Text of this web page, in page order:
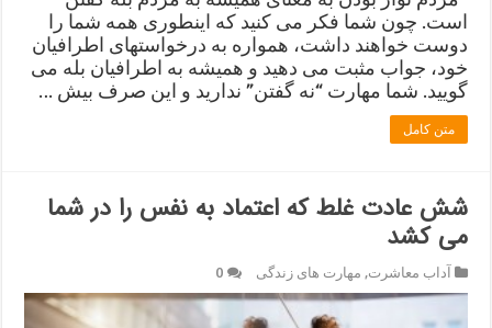
است. چون شما فکر می کنید که اینطوری همه شما را
دوست خواهند داشت، همواره به درخواستهای اطرافیان
خود، جواب مثبت می دهید و همیشه به اطرافیان بله می
گویید. شما مهارت “نه گفتن” ندارید و این صرف بیش …
متن کامل
شش عادت غلط که اعتماد به نفس را در شما
می کشد
آداب معاشرت, مهارت های زندگی 0